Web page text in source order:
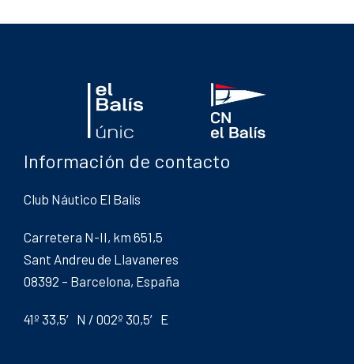
Información de contacto
Club Náutico El Balís
Carretera N-II, km 651,5
Sant Andreu de Llavaneres
08392 – Barcelona, España
41º 33,5′ N / 002º 30,5′ E